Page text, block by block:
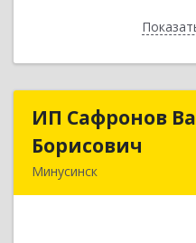
ИП Сафронов
Борисович
Минусинск
ИП